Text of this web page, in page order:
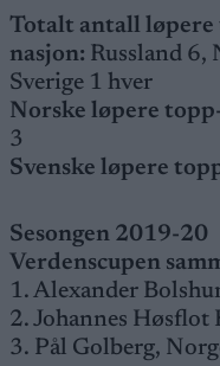
Totalt antall løpere
nasjon: Russland 6,
Sverige 1 hver
Norske løpere
3
Svenske løpere
Sesongen 2019-20
Verdenscupen
1. Alexander
2. Johannes
3. Pål Golberg,